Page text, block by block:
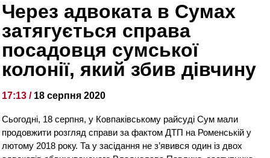
Через адвоката в Сумах
затягується справа
посадовця сумської
колонії, який збив дівчину
17:13 / 18 серпня 2020
Сьогодні, 18 серпня, у Ковпаківському райсуді Сум мали
продовжити розгляд справи за фактом ДТП на Роменській у
лютому 2018 року. Та у засідання не з’явився один із двох